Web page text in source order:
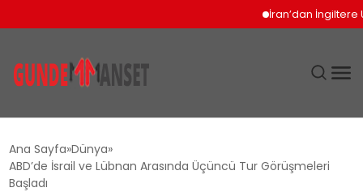
İran’dan İngiltere
DÜNYA
Ana Sayfa Dünya
ABD’de İsrail ve Lübnan Arasında Üçüncü Tur Görüşmeleri
Başladı